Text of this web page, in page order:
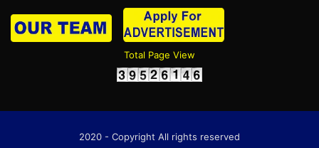
Total Page View
2020 - Copyright All rights reserved